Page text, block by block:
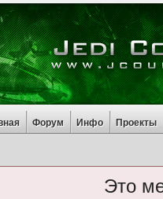
Форум Инфо Проекты
Это